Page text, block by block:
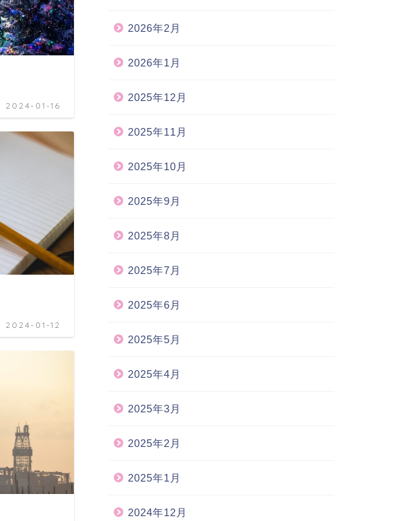
2024-01-16
2024-01-12
2026年2月
2026年1月
2025年12月
2025年11月
2025年10月
2025年9月
2025年8月
2025年7月
2025年6月
2025年5月
2025年4月
2025年3月
2025年2月
2025年1月
2024年12月